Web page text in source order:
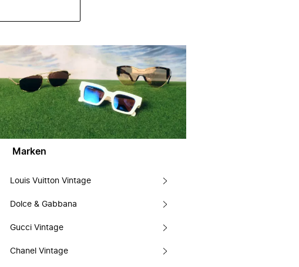
Marken
Louis Vuitton Vintage
Dolce & Gabbana
Gucci Vintage
Chanel Vintage